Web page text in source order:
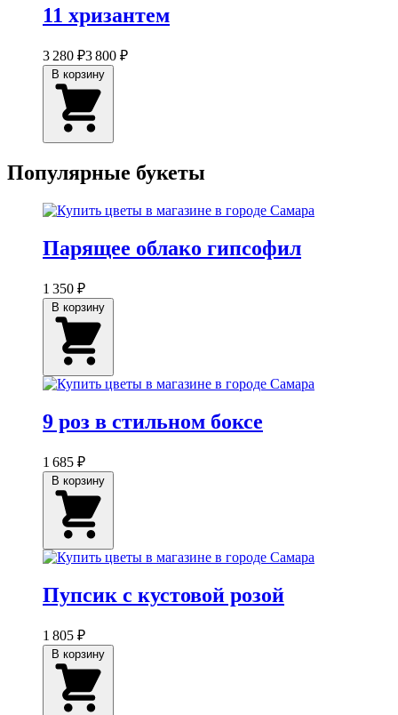
11 хризантем
3 280 ₽3 800 ₽
Популярные букеты
Парящее облако гипсофил
1 350 ₽
9 роз в стильном боксе
1 685 ₽
Пупсик с кустовой розой
1 805 ₽